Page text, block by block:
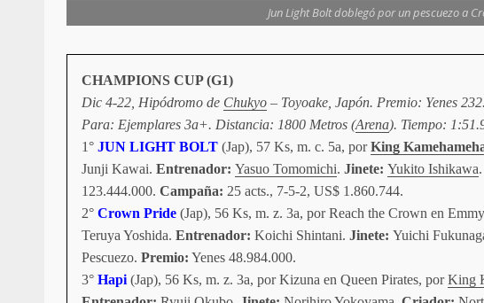
Jun Light Bolt doblegó por un pescuezo a
CHAMPIONS CUP (G1)
Dic 4-22, Hipódromo de Chukyo – Toyoake, Japón. Premio: Yenes
Para: Ejemplares 3a+. Distancia: 1800 Metros (Arena). Tiempo:
1° JUN LIGHT BOLT (Jap), 57 Ks, m. c. 5a, porKing
Junji Kawai. Entrenador: Yasuo Tomomichi. Jinete: Yukito Ishikawa.
123.444.000. Campaña: 25 acts., 7-5-2, US$ 1.860.744.
2° Crown Pride (Jap), 56 Ks, m. z. 3a, por Reach the Crown en
Teruya Yoshida. Entrenador: Koichi Shintani. Jinete: Yuichi
Pescuezo. Premio: Yenes 48.984.000.
3° Hapi (Jap), 56 Ks, m. z. 3a, por Kizuna en Queen Pirates, porKing